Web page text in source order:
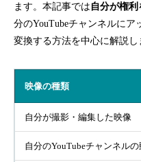
ます。本記事では 自分が権
分のYouTubeチャンネルに
変換する方法を中心に解説し
映像の種類
自分が撮影・編集した映像
自分のYouTubeチャンネル